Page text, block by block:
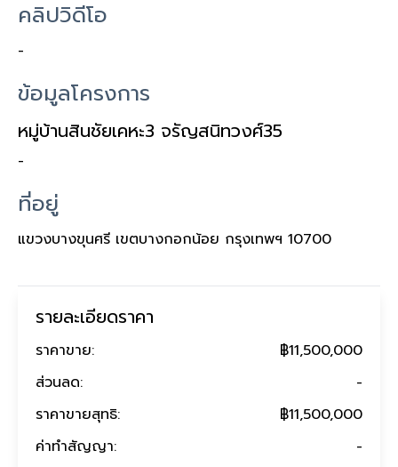
คลิปวิดีโอ
-
ข้อมูลโครงการ
หมู่บ้านสินชัยเคหะ3 จรัญสนิทวงศ์35
-
ที่อยู่
แขวงบางขุนศรี เขตบางกอกน้อย กรุงเทพฯ 10700
รายละเอียดราคา
ราคาขาย:
฿11,500,000
ส่วนลด:
-
ราคาขายสุทธิ:
฿11,500,000
ค่าทำสัญญา:
-